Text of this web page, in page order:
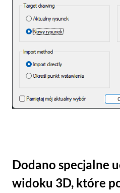
Dodano specjalne
widoku 3D, które